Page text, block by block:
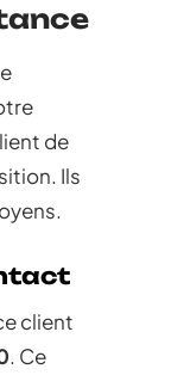
de
Ils
client
. Ce